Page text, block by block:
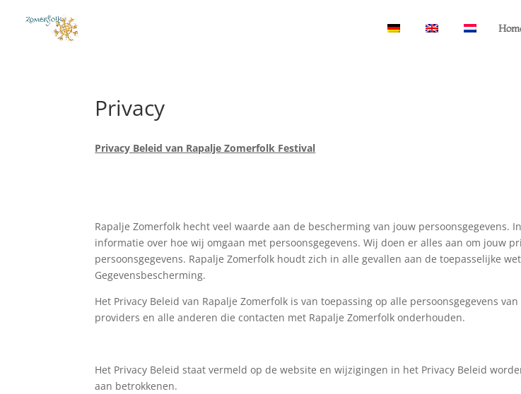
Privacy
Privacy Beleid van Rapalje Zomerfolk Festival
Rapalje Zomerfolk hecht veel waarde aan de bescherming van jouw persoonsgegevens.
informatie over hoe wij omgaan met persoonsgegevens. Wij doen er alles aan om jouw
persoonsgegevens. Rapalje Zomerfolk houdt zich in alle gevallen aan de toepasselijke
Gegevensbescherming.
Het Privacy Beleid van Rapalje Zomerfolk is van toepassing op alle persoonsgegevens
providers en alle anderen die contacten met Rapalje Zomerfolk onderhouden.
Het Privacy Beleid staat vermeld op de website en wijzigingen in het Privacy Beleid
aan betrokkenen.